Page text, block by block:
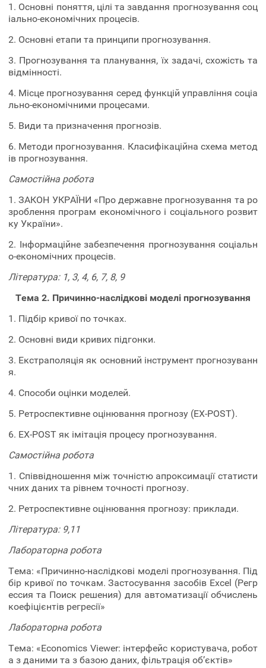
1. Основні поняття, цілі та завдання прогнозування соц
іально-економічних процесів.
2. Основні етапи та принципи прогнозування.
3. Прогнозування та планування, їх задачі, схожість та
відмінності.
4. Місце прогнозування серед функцій управління соціа
льно-економічними процесами.
5. Види та призначення прогнозів.
6. Методи прогнозування. Класифікаційна схема метод
ів прогнозування.
Самостійна робота
1. ЗАКОН УКРАЇНИ «Про державне прогнозування та ро
зроблення програм економічного і соціального розвит
ку України».
2. Інформаційне забезпечення прогнозування соціальн
о-економічних процесів.
Література: 1, 3, 4, 6, 7, 8, 9
Тема 2. Причинно-наслідкові моделі прогнозування
1. Підбір кривої по точках.
2. Основні види кривих підгонки.
3. Екстраполяція як основний інструмент прогнозуванн
я.
4. Способи оцінки моделей.
5. Ретроспективне оцінювання прогнозу (EX-POST).
6. EX-POST як імітація процесу прогнозування.
Самостійна робота
1. Співвідношення між точністю апроксимації статисти
чних даних та рівнем точності прогнозу.
2. Ретроспективне оцінювання прогнозу: приклади.
Література: 9,11
Лабораторна робота
Тема: «Причинно-наслідкові моделі прогнозування. Під
бір кривої по точкам. Застосування засобів Excel (Регр
ессия та Поиск решения) для автоматизації обчислень
коефіцієнтів регресії»
Лабораторна робота
Тема: «Есonomics Viewer: інтерфейс користувача, робот
а з даними та з базою даних, фільтрація об’єктів»